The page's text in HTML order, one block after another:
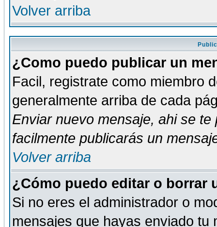
Volver arriba
¿Como puedo publicar un
Facil, registrate como miembro
generalmente arriba de cada
Enviar nuevo mensaje, ahi se te
facilmente publicarás un
Volver arriba
¿Cómo puedo editar o borrar
Si no eres el administrador o
mensajes que hayas enviado tu